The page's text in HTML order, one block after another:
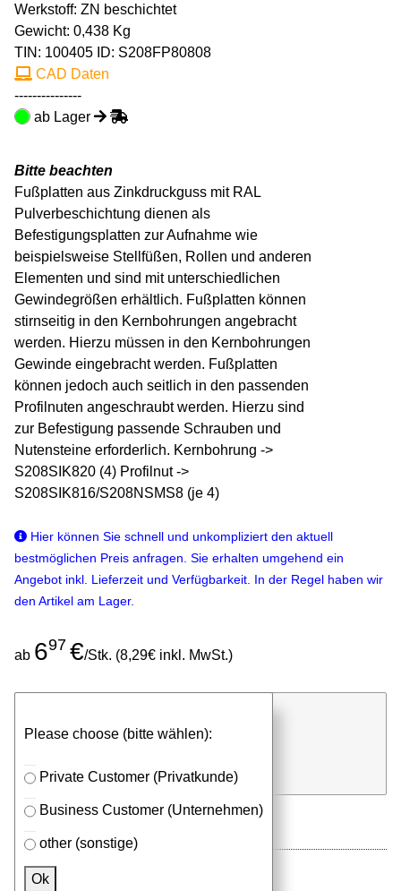
Werkstoff: ZN beschichtet
Gewicht: 0,438 Kg
TIN: 100405 ID: S208FP80808
CAD Daten
---------------
ab Lager
Bitte beachten
Fußplatten aus Zinkdruckguss mit RAL
Pulverbeschichtung dienen als
Befestigungsplatten zur Aufnahme wie
beispielsweise Stellfüßen, Rollen und anderen
Elementen und sind mit unterschiedlichen
Gewindegrößen erhältlich. Fußplatten können
stirnseitig in den Kernbohrungen angebracht
werden. Hierzu müssen in den Kernbohrungen
Gewinde eingebracht werden. Fußplatten
können jedoch auch seitlich in den passenden
Profilnuten angeschraubt werden. Hierzu sind
zur Befestigung passende Schrauben und
Nutensteine erforderlich. Kernbohrung ->
S208SIK820 (4) Profilnut ->
S208SIK816/S208NSMS8 (je 4)
Hier können Sie schnell und unkompliziert den aktuell
bestmöglichen Preis anfragen. Sie erhalten umgehend ein
Angebot inkl. Lieferzeit und Verfügbarkeit. In der Regel haben wir
den Artikel am Lager.
ab 697 €/Stk. (8,29€ inkl. MwSt.)
Please choose (bitte wählen):
Private Customer (Privatkunde)
Business Customer (Unternehmen)
other (sonstige)
Ok
⮮
Stk. in Anfrageliste